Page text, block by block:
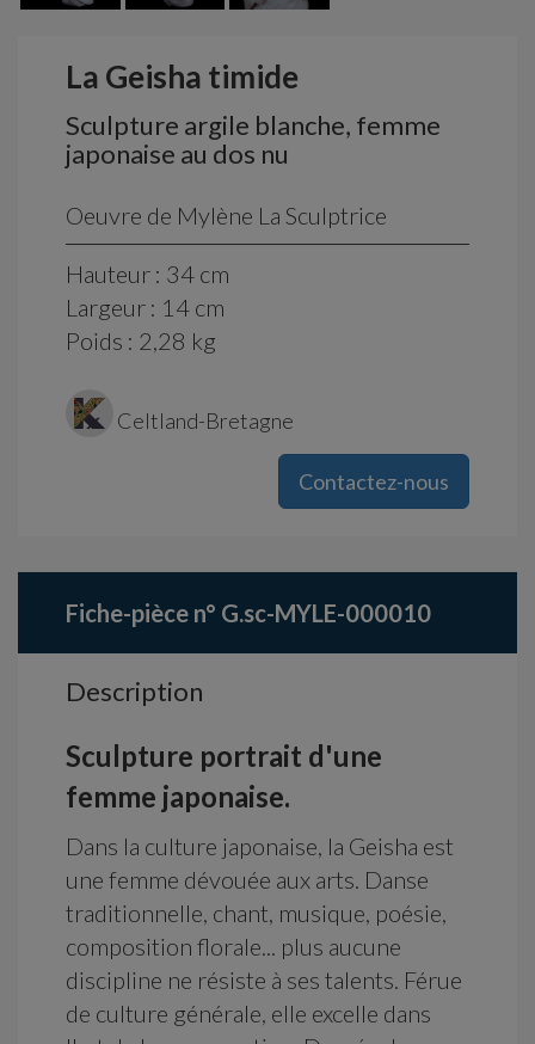
La Geisha timide
Sculpture argile blanche, femme
japonaise au dos nu
Oeuvre de Mylène La Sculptrice
Hauteur : 34 cm
Largeur : 14 cm
Poids : 2,28 kg
Celtland-Bretagne
Contactez-nous
Fiche-pièce n° G.sc-MYLE-000010
Description
Sculpture portrait d'une
femme japonaise.
Dans la culture japonaise, la Geisha est
une femme dévouée aux arts. Danse
traditionnelle, chant, musique, poésie,
composition florale... plus aucune
discipline ne résiste à ses talents. Férue
de culture générale, elle excelle dans